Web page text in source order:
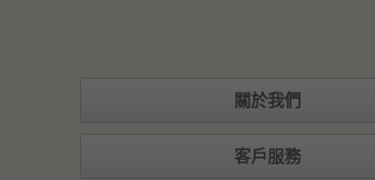
關於我們
客戶服務